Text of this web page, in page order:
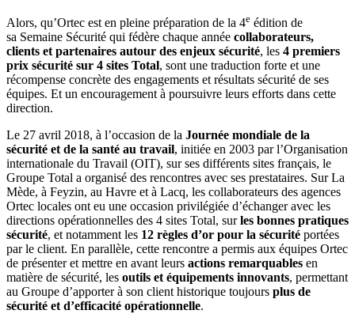
Alors, qu’Ortec est en pleine préparation de la 4e édition de
sa Semaine Sécurité qui fédère chaque année collaborateurs,
clients et partenaires autour des enjeux sécurité, les 4 premiers
prix sécurité sur 4 sites Total, sont une traduction forte et une
récompense concrète des engagements et résultats sécurité de ses
équipes. Et un encouragement à poursuivre leurs efforts dans cette
direction.
Le 27 avril 2018, à l’occasion de la Journée mondiale de la
sécurité et de la santé au travail, initiée en 2003 par l’Organisation
internationale du Travail (OIT), sur ses différents sites français, le
Groupe Total a organisé des rencontres avec ses prestataires. Sur La
Mède, à Feyzin, au Havre et à Lacq, les collaborateurs des agences
Ortec locales ont eu une occasion privilégiée d’échanger avec les
directions opérationnelles des 4 sites Total, surles bonnes pratiques
sécurité, et notamment les 12 règles d’or pour la sécurité portées
par le client. En parallèle, cette rencontre a permis aux équipes Ortec
de présenter et mettre en avant leurs actions remarquables en
matière de sécurité, les outils et équipements innovants, permettant
au Groupe d’apporter à son client historique toujours plus de
sécurité et d’efficacité opérationnelle.